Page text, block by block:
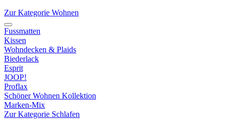
Zur Kategorie Wohnen
Fussmatten
Kissen
Wohndecken & Plaids
Biederlack
Esprit
JOOP!
Proflax
Schöner Wohnen Kollektion
Marken-Mix
Zur Kategorie Schlafen